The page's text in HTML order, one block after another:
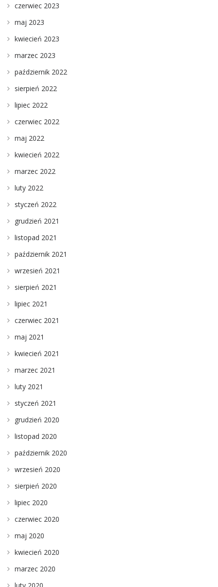
czerwiec 2023
maj 2023
kwiecień 2023
marzec 2023
październik 2022
sierpień 2022
lipiec 2022
czerwiec 2022
maj 2022
kwiecień 2022
marzec 2022
luty 2022
styczeń 2022
grudzień 2021
listopad 2021
październik 2021
wrzesień 2021
sierpień 2021
lipiec 2021
czerwiec 2021
maj 2021
kwiecień 2021
marzec 2021
luty 2021
styczeń 2021
grudzień 2020
listopad 2020
październik 2020
wrzesień 2020
sierpień 2020
lipiec 2020
czerwiec 2020
maj 2020
kwiecień 2020
marzec 2020